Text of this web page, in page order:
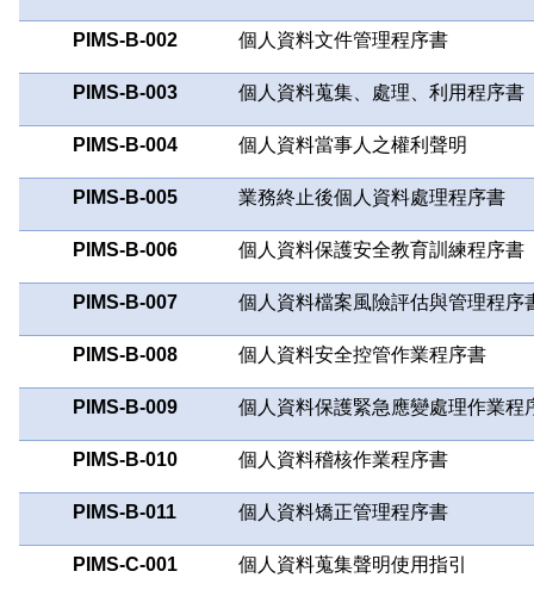
PIMS-B-002 個人資料文件管理程序書
PIMS-B-003 個人資料蒐集、處理、利用程序書
PIMS-B-004 個人資料當事人之權利聲明
PIMS-B-005 業務終止後個人資料處理程序書
PIMS-B-006 個人資料保護安全教育訓練程序書
PIMS-B-007 個人資料檔案風險評估與管理程序
PIMS-B-008 個人資料安全控管作業程序書
PIMS-B-009 個人資料保護緊急應變處理作業程
PIMS-B-010 個人資料稽核作業程序書
PIMS-B-011 個人資料矯正管理程序書
PIMS-C-001 個人資料蒐集聲明使用指引